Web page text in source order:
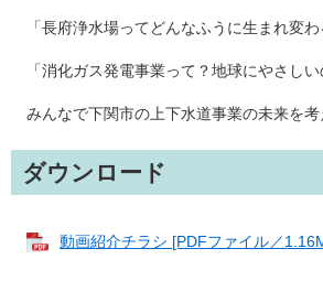
「長府浄水場ってどんなふうに生まれ変わ
「消化ガス発電事業って？地球にやさしい
みんなで下関市の上下水道事業の未来を考
ダウンロード
動画紹介チラシ [PDFファイル／